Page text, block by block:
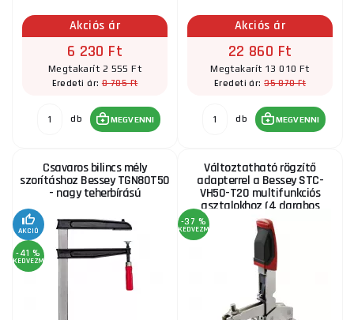
Akciós ár
6 230 Ft
Megtakarít 2 555 Ft
Eredeti ár:8 785 Ft
db MEGVENNI
Akciós ár
22 860 Ft
Megtakarít 13 010 Ft
Eredeti ár:35 870 Ft
db MEGVENNI
Csavaros bilincs mély
szorításhoz Bessey TGN80T50
- nagy teherbírású
AKCIÓ
-41 %
KEDVEZMÉNY
Változtatható rögzítő
adapterrel a Bessey STC-
VH50-T20 multifunkciós
asztalokhoz (4 darabos
készlet)
-37 %
KEDVEZMÉNY